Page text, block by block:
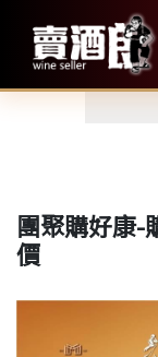
最新消息
團聚購好康-
價